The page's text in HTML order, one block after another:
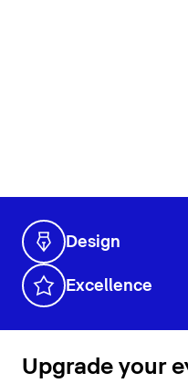
Design
Excellence
Upgrade your